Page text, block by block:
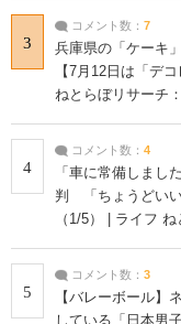
3
コメント数： 7
兵庫県の「ケーキ
【7月12日は「デ
ねとらぼリサーチ
4
コメント数： 4
「車に常備しまし
判 「ちょうどいい
（1/5） | ライフ
5
コメント数： 3
【バレーボール】
している「日本男